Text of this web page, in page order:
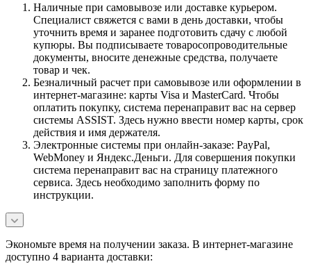
Наличные при самовывозе или доставке курьером.
Специалист свяжется с вами в день доставки, чтобы
уточнить время и заранее подготовить сдачу с любой
купюры. Вы подписываете товаросопроводительные
документы, вносите денежные средства, получаете
товар и чек.
Безналичный расчет при самовывозе или оформлении в
интернет-магазине: карты Visa и MasterCard. Чтобы
оплатить покупку, система перенаправит вас на сервер
системы ASSIST. Здесь нужно ввести номер карты, срок
действия и имя держателя.
Электронные системы при онлайн-заказе: PayPal,
WebMoney и Яндекс.Деньги. Для совершения покупки
система перенаправит вас на страницу платежного
сервиса. Здесь необходимо заполнить форму по
инструкции.
Экономьте время на получении заказа. В интернет-магазине
доступно 4 варианта доставки: